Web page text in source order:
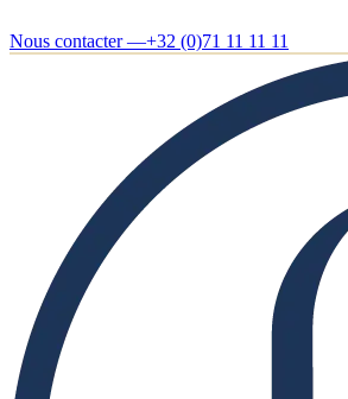
Nous contacter —+32 (0)71 11 11 11